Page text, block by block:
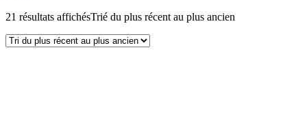
21 résultats affichésTrié du plus récent au plus ancien